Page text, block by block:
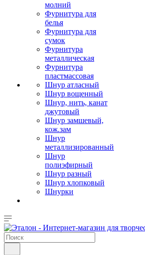
молний
Фурнитура для
белья
Фурнитура для
сумок
Фурнитура
металлическая
Фурнитура
пластмассовая
Шнур атласный
Шнур вощенный
Шнур, нить, канат
джутовый
Шнур замшевый,
кож.зам
Шнур
металлизированный
Шнур
полиэфирный
Шнур разный
Шнур хлопковый
Шнурки